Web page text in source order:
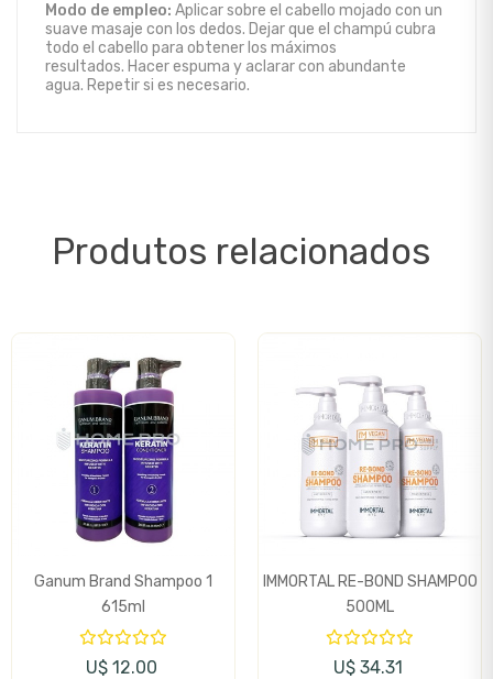
Modo de empleo: Aplicar sobre el cabello mojado con un
suave masaje con los dedos. Dejar que el champú cubra
todo el cabello para obtener los máximos
resultados. Hacer espuma y aclarar con abundante
agua. Repetir si es necesario.
Produtos relacionados
Ganum Brand Shampoo 1
615ml
U$ 12.00
IMMORTAL RE-BOND SHAMPOO
500ML
U$ 34.31